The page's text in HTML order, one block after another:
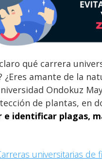
qué carrera
¿Eres amante de la
Ondokuz
de plantas, en
e identificar plagas,
universitarias de